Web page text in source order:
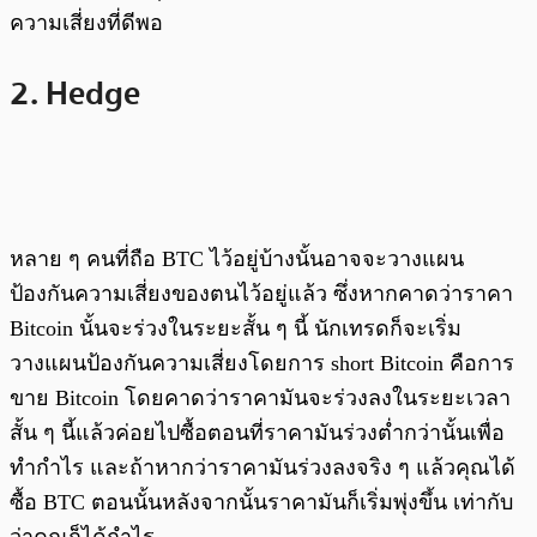
ความเสี่ยงที่ดีพอ
2. Hedge
หลาย ๆ คนที่ถือ BTC ไว้อยู่บ้างนั้นอาจจะวางแผน
ป้องกันความเสี่ยงของตนไว้อยู่แล้ว ซึ่งหากคาดว่าราคา
Bitcoin นั้นจะร่วงในระยะสั้น ๆ นี้ นักเทรดก็จะเริ่ม
วางแผนป้องกันความเสี่ยงโดยการ short Bitcoin คือการ
ขาย Bitcoin โดยคาดว่าราคามันจะร่วงลงในระยะเวลา
สั้น ๆ นี้แล้วค่อยไปซื้อตอนที่ราคามันร่วงต่ำกว่านั้นเพื่อ
ทำกำไร และถ้าหากว่าราคามันร่วงลงจริง ๆ แล้วคุณได้
ซื้อ BTC ตอนนั้นหลังจากนั้นราคามันก็เริ่มพุ่งขึ้น เท่ากับ